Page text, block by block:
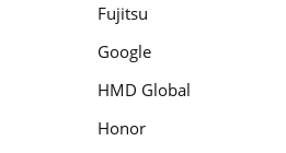
Fujitsu
Google
HMD Global
Honor